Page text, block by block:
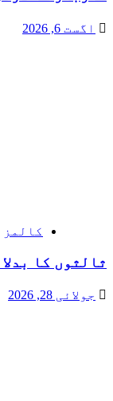
اگست 6, 2026
کالمز
ثالثوں کا
جولائی 28, 2026